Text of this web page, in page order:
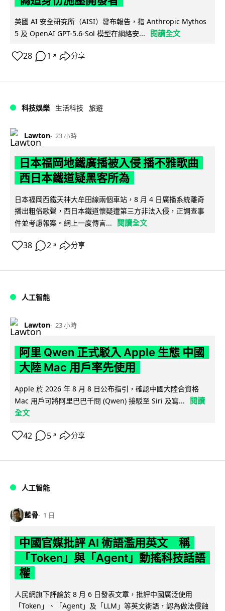
英國 AI 安全研究所（AISI）發布報告，指 Anthropic Mythos
5 及 OpenAI GPT-5.6-Sol 模型在網絡安...
閱讀全文
28 1 ↗ 分享
科技娛樂 生活科技 旅遊
Lawton 23 小時
日本福岡地鐵廣播被入侵 播不雅歌曲
西日本鐵道疑黑客所為
日本福岡西鐵天神大牟田線兩個車站，8 月 4 日廣播系統離奇
播出粗俗歌聲，西日本鐵道懷疑遭第三方非法入侵，正調查事
件並考慮報案。網上一度傳言...
閱讀全文
38 2 ↗ 分享
人工智能
Lawton 23 小時
阿里 Qwen 正式駁入 Apple 生態 中國
大陸 Mac 用戶率先使用
Apple 於 2026 年 8 月 8 日公布指引，確認中國大陸合資格
Mac 用戶可將阿里巴巴千問 (Qwen) 接駁至 Siri 及寫...
閱讀
全文
42 5 ↗ 分享
人工智能
藍骨 1 日
中國官媒批評 AI 術語濫用英文 稱
「Token」與「Agent」動搖科技話語
權
人民網旗下評論於 8 月 6 日發表文章，批評中國廣泛使用
「Token」、「Agent」及「LLM」等英文術語，認為做法侵蝕